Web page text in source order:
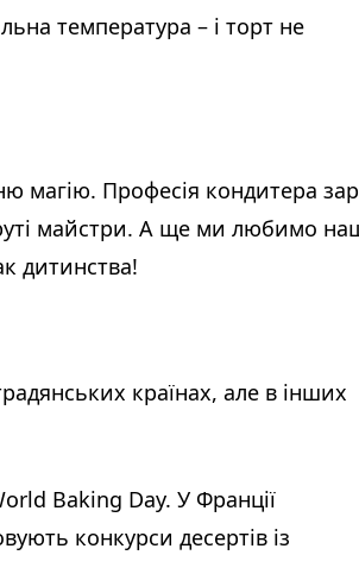
температура – і торт не
магію. Професія кондитера
майстри. А ще ми любимо
дитинства!
країнах, але в інших
Baking Day. У Франції
конкурси десертів із